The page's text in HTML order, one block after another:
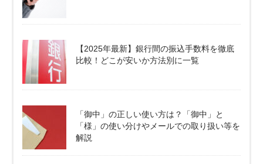
【2025年最新】銀行間の振込手数料を徹底
比較！どこが安いか方法別に一覧
「御中」の正しい使い方は？「御中」と
「様」の使い分けやメールでの取り扱い等を
解説